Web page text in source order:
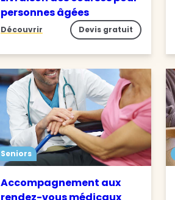
personnes âgées
Découvrir Devis gratuit
Seniors
Accompagnement aux